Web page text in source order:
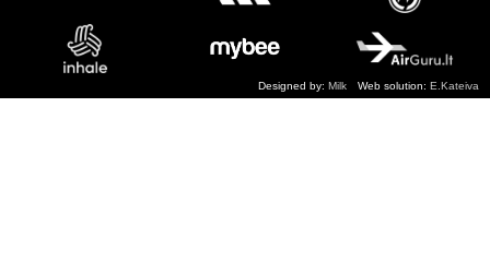
Web solution: E.Kateiva
Designed by: Milk